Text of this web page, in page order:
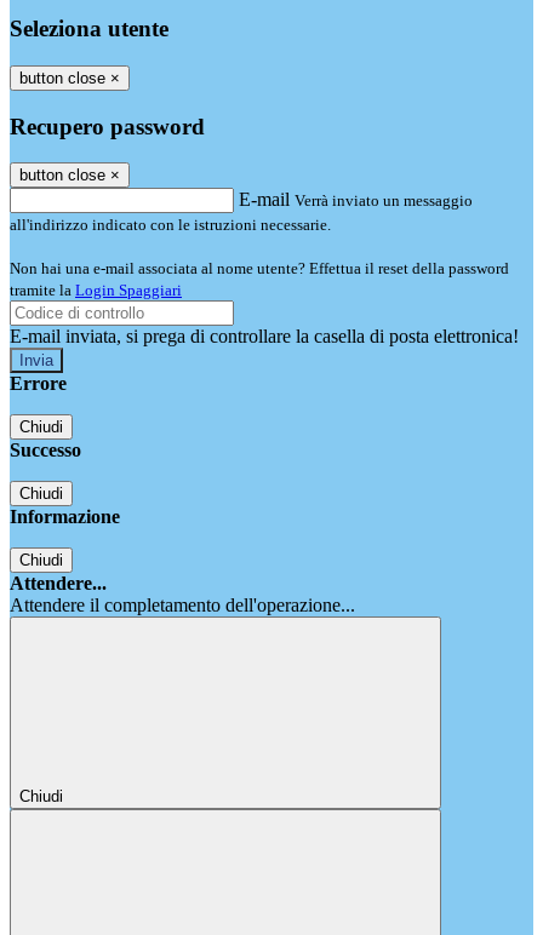
Seleziona utente
button close ×
Recupero password
button close ×
E-mail Verrà inviato un messaggio
all'indirizzo indicato con le istruzioni necessarie.
Non hai una e-mail associata al nome utente? Effettua il reset della password
tramite la Login Spaggiari
E-mail inviata, si prega di controllare la casella di posta elettronica!
Errore
Chiudi
Successo
Chiudi
Informazione
Chiudi
Attendere...
Attendere il completamento dell'operazione...
Chiudi